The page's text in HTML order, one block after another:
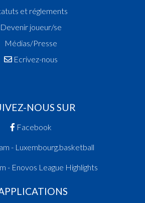
et réglements
Devenir joueur/se
Médias/Presse
Ecrivez-nous
NOUS SUR
Facebook
- Luxembourg.basketball
- Enovos League Highlights